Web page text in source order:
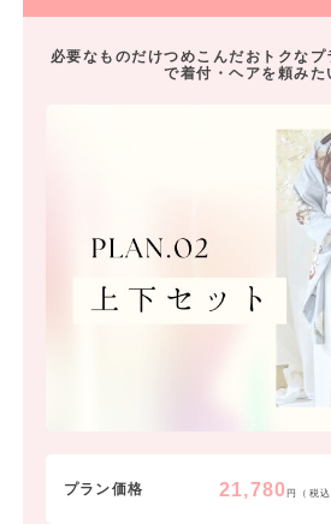
必要なものだけつめこんだおトクな
で着付・ヘアを頼みた
プラン価格 21,780円（税込